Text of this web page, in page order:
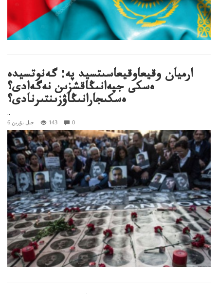
ارميان وقيعاوقيعاسىتسيد پە: گەنوتسيدە
ەسكى جپەانىڭاقشزىن نەگەادى؟
ەسكىجارانىڭاۋزىنتىرنادى؟
..
6 جىل بۇرىن 143 0